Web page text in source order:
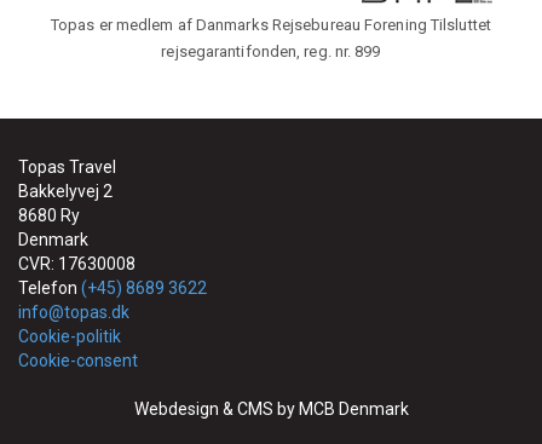
Topas er medlem af Danmarks Rejsebureau Forening Tilsluttet
rejsegarantifonden, reg. nr. 899
Topas Travel
Bakkelyvej 2
8680 Ry
Denmark
CVR: 17630008
Telefon (+45) 8689 3622
info@topas.dk
Cookie-politik
Cookie-consent
Webdesign & CMS by MCB Denmark